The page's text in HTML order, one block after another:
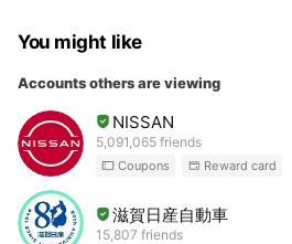
You might like
Accounts others are viewing
NISSAN
5,091,065 friends
Coupons Reward card
滋賀日産自動車
15,807 friends